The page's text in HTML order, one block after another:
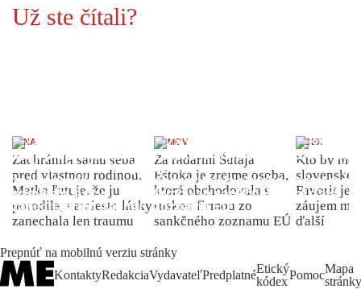
Už ste čítali?
ŽENA
Zachránila samu seba
pred vlastnou rodinou.
Matka ľutuje, že ju
porodila, namiesto lásky
zanechala len traumu
DOMOV
Za radarmi Šutaja
Eštoka je zrejme osoba,
ktorá obchodovala s
ruskou firmou zo
sankčného zoznamu EÚ
INDEX
Kto by
slovenské
Favorit je
záujem
ďalší
Prepnúť na mobilnú verziu stránky
KontaktyRedakciaVydavateľPredplatnéEtický
kódexPomocMapa
stránky